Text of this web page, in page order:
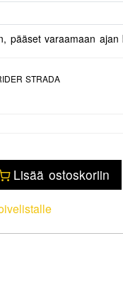
pääset varaamaan ajan
STRADA
Lisää ostoskoriin